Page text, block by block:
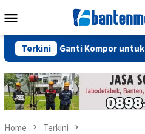
to
Menu
Terkini
Ganti Kompor untuk
Home Terkini